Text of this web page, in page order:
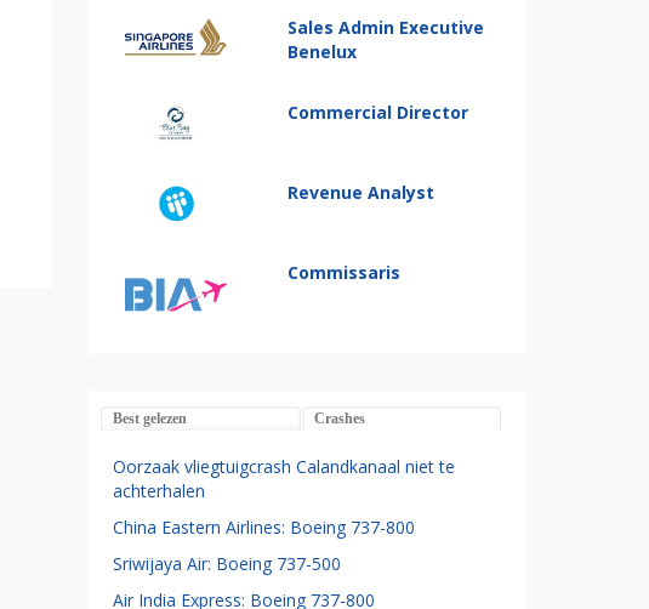
Sales Admin Executive
Benelux
Commercial Director
Revenue Analyst
Commissaris
Best gelezen Crashes
Oorzaak vliegtuigcrash Calandkanaal niet te
achterhalen
China Eastern Airlines: Boeing 737-800
Sriwijaya Air: Boeing 737-500
Air India Express: Boeing 737-800